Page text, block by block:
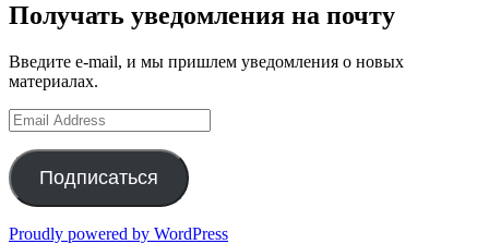
Получать уведомления на почту
Введите e-mail, и мы пришлем уведомления о новых
материалах.
Email
Address
Подписаться
Proudly powered by WordPress